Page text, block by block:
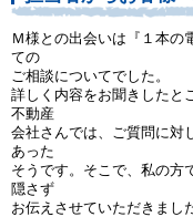
Ｍ様との出会いは『１本の
ての
ご相談についてでした。
詳しく内容をお聞きしたと
不動産
会社さんでは、ご質問に対
あった
そうです。そこで、私の方
隠さず
お伝えさせていただきまし